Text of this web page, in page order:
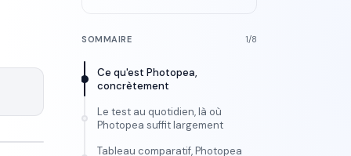
SOMMAIRE 1/8
Ce qu'est Photopea,
concrètement
Le test au quotidien, là où
Photopea suffit largement
Tableau comparatif, Photopea